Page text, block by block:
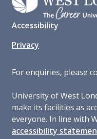
Accessibility
Privacy
For enquiries, please
University of West
make its facilities as
everyone. In line with
accessibility